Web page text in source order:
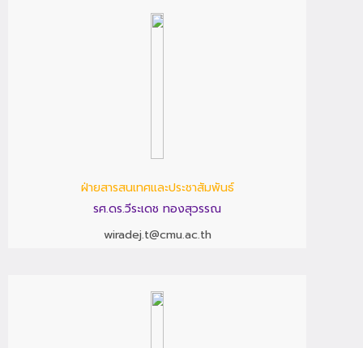
ฝ่ายสารสนเทศและประชาสัมพันธ์
รศ.ดร.วีระเดช ทองสุวรรณ
wiradej.t@cmu.ac.th